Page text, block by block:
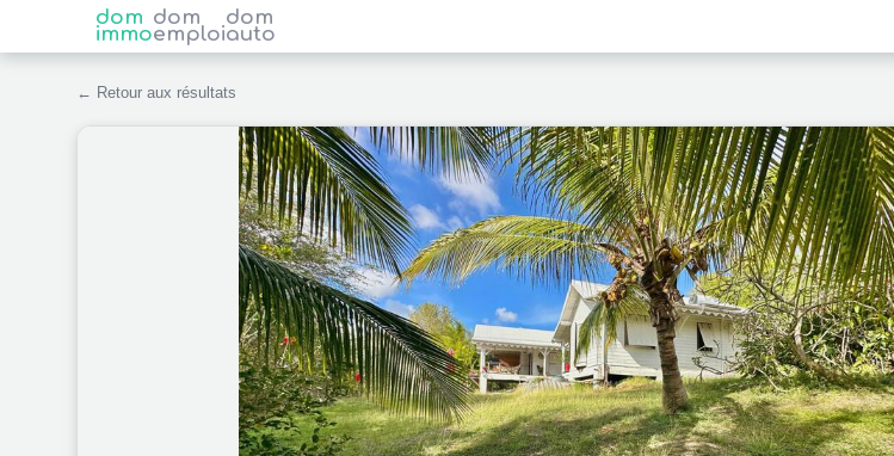
dom
immo
dom
emploi
dom
auto
← Retour aux résultats